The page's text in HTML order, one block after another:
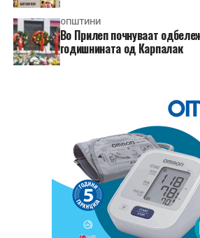
ОПШТИНИ
Во Прилеп почнуваат
годишнината од Карпалак